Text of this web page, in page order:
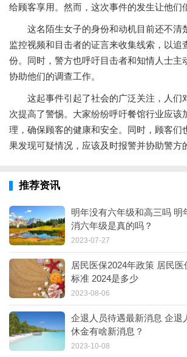
给顾客享用。然而，这次事件的发生让他们
这名陌生女子的身份和动机目前还不清
监控视频和目击者的证言来收集线索，以追
份。同时，警方也呼吁目击者和知情人士主
协助他们的调查工作。
这起事件引起了社会的广泛关注，人们
次提高了警惕。大家纷纷呼吁餐馆行业应该
理，确保顾客的健康和安全。同时，顾客们
果发现可疑情况，应该及时报警并协助警方
推荐资讯
明年没有六年级和高三吗 明
消六年级是真的吗？
2023-07-27
居民医保2024年政策 居民医
标准 2024是多少
2023-08-06
企退人员待遇最新消息 企退
休金有啥新消息？
2023-10-08